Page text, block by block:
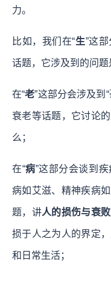
力。
比如，我们在“生”这
话题，它涉及到的问题
在“老”这部分会涉及到
衰老等话题，它讨论
么；
在“病”这部分会谈到
病如艾滋、精神疾病
题，讲人的损伤与衰败
损于人之为人的界定
和日常生活；